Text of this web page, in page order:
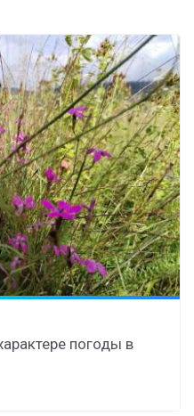
погоды в